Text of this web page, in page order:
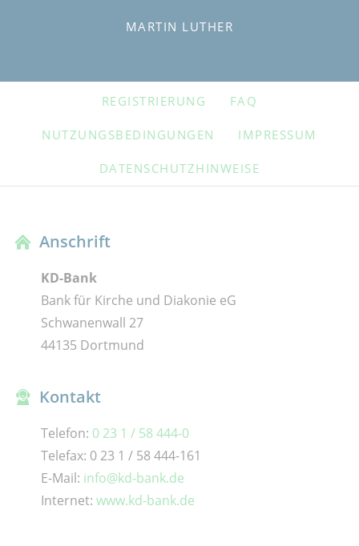
MARTIN LUTHER
NAVIGATION
REGISTRIERUNG FAQ
NUTZUNGSBEDINGUNGEN IMPRESSUM
DATENSCHUTZHINWEISE
Anschrift
KD-Bank
Bank für Kirche und Diakonie eG
Schwanenwall 27
44135 Dortmund
Kontakt
Telefon: 0 23 1 / 58 444-0
Telefax: 0 23 1 / 58 444-161
E-Mail: info@kd-bank.de
Internet: www.kd-bank.de